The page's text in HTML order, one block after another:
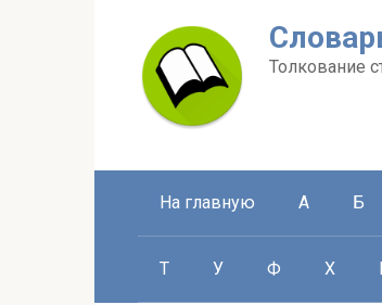
Толкование
На главную А Б
Т У Ф Х